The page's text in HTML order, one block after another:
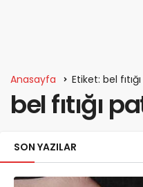
Anasayfa Etiket: bel
bel fıtığı
SON YAZILAR